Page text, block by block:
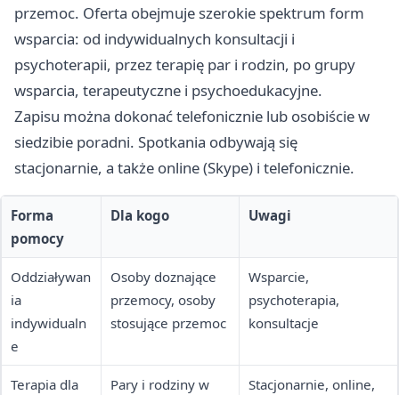
przemoc. Oferta obejmuje szerokie spektrum form
wsparcia: od indywidualnych konsultacji i
psychoterapii, przez terapię par i rodzin, po grupy
wsparcia, terapeutyczne i psychoedukacyjne.
Zapisu można dokonać telefonicznie lub osobiście w
siedzibie poradni. Spotkania odbywają się
stacjonarnie, a także online (Skype) i telefonicznie.
Forma
pomocy
Dla kogo Uwagi
Oddziaływan
ia
indywidualn
e
Osoby doznające
przemocy, osoby
stosujące przemoc
Wsparcie,
psychoterapia,
konsultacje
Terapia dla
Pary i rodziny w
Stacjonarnie, online,